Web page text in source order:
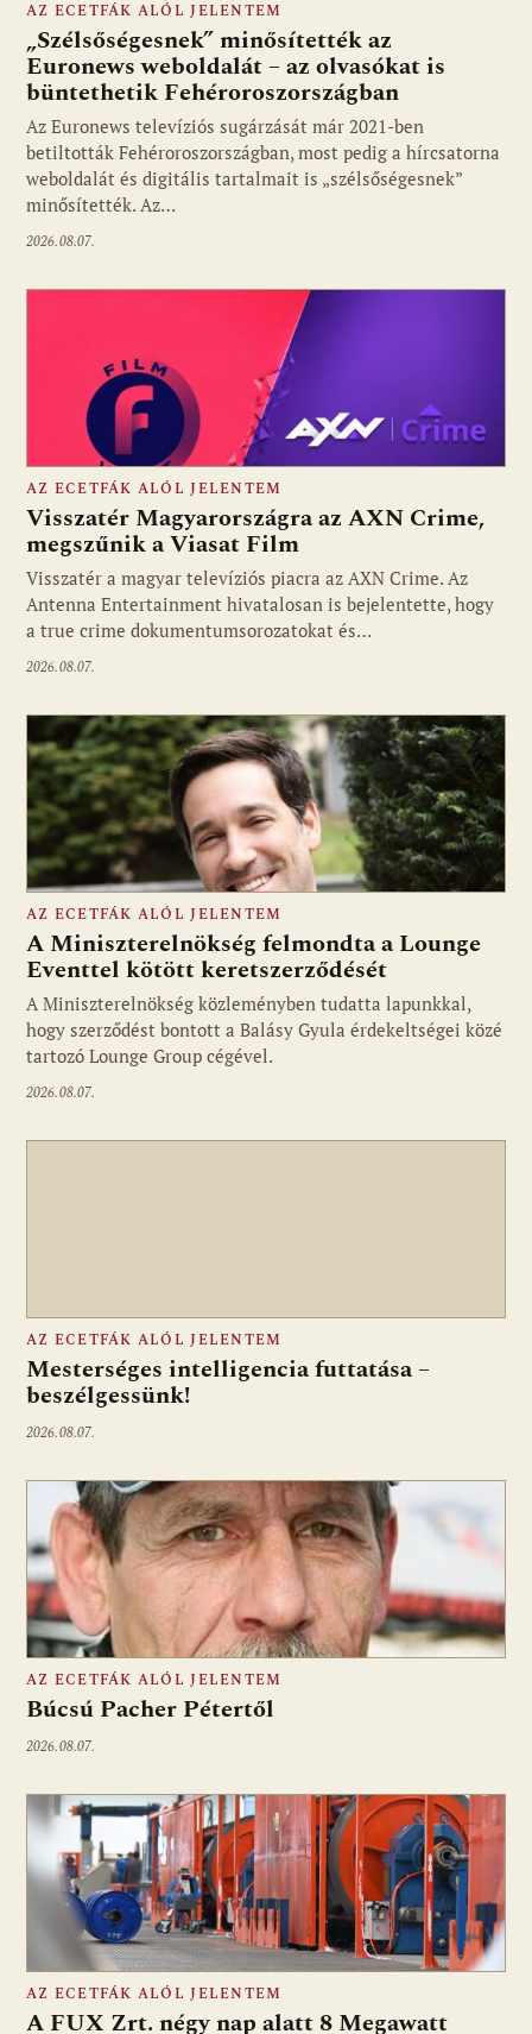
Fotó: media1.hu
AZ ECETFÁK ALÓL JELENTEM
„Szélsőségesnek” minősítették az
Euronews weboldalát – az olvasókat is
büntethetik Fehéroroszországban
Az Euronews televíziós sugárzását már 2021-ben
betiltották Fehéroroszországban, most pedig a hírcsatorna
weboldalát és digitális tartalmait is „szélsőségesnek”
minősítették. Az…
2026.08.07.
Fotó: media1.hu
AZ ECETFÁK ALÓL JELENTEM
Visszatér Magyarországra az AXN Crime,
megszűnik a Viasat Film
Visszatér a magyar televíziós piacra az AXN Crime. Az
Antenna Entertainment hivatalosan is bejelentette, hogy
a true crime dokumentumsorozatokat és…
2026.08.07.
Fotó: media1.hu
AZ ECETFÁK ALÓL JELENTEM
A Miniszterelnökség felmondta a Lounge
Eventtel kötött keretszerződését
A Miniszterelnökség közleményben tudatta lapunkkal,
hogy szerződést bontott a Balásy Gyula érdekeltségei közé
tartozó Lounge Group cégével.
2026.08.07.
AZ ECETFÁK ALÓL JELENTEM
Mesterséges intelligencia futtatása –
beszélgessünk!
2026.08.07.
AZ ECETFÁK ALÓL JELENTEM
Búcsú Pacher Pétertől
2026.08.07.
AZ ECETFÁK ALÓL JELENTEM
A FUX Zrt. négy nap alatt 8 Megawatt